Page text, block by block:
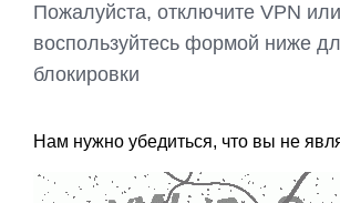
Пожалуйста, отключите VPN или
воспользуйтесь формой ниже
блокировки
Нам нужно убедиться, что вы не